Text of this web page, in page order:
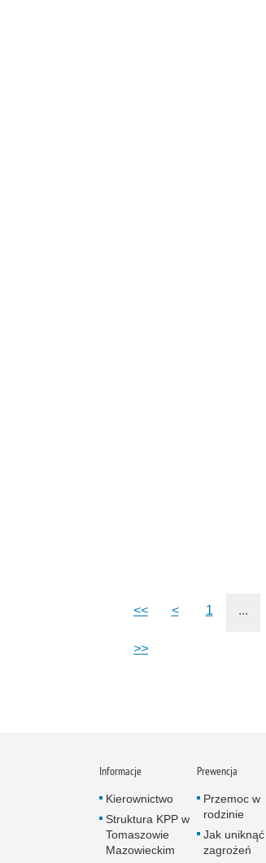
<< < 1 ...
>>
Informacje
Kierownictwo
Struktura KPP w
Tomaszowie
Mazowieckim
Prewencja
Przemoc w
rodzinie
Jak uniknąć
zagrożeń